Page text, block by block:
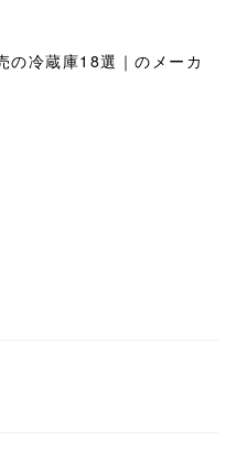
の冷蔵庫18選｜のメーカ